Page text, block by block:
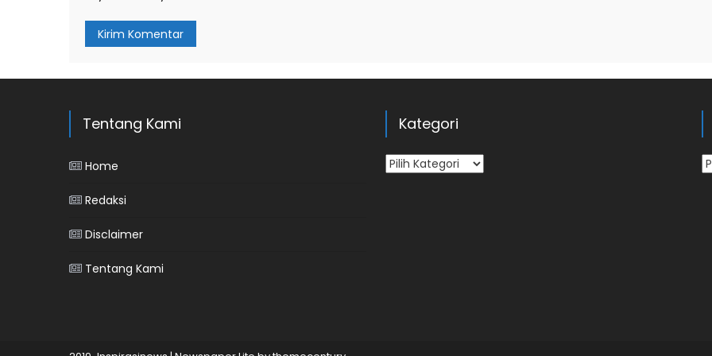
Tentang Kami
Home
Redaksi
Disclaimer
Tentang Kami
Kategori
Kategori